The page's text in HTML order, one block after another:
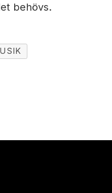
behövs.